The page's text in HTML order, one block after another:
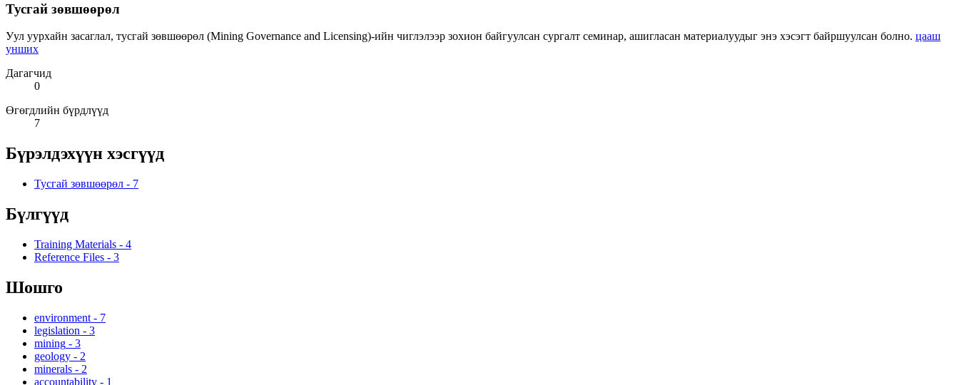
Тусгай зөвшөөрөл
Уул уурхайн засаглал, тусгай зөвшөөрөл (Mining Governance and Licensing)-ийн чиглэлээр зохион байгуулсан сургалт семинар, ашигласан материалуудыг энэ хэсэгт байршуулсан болно. цааш
унших
Дагагчид
0
Өгөгдлийн бүрдлүүд
7
Бүрэлдэхүүн хэсгүүд
Тусгай зөвшөөрөл - 7
Бүлгүүд
Training Materials - 4
Reference Files - 3
Шошго
environment - 7
legislation - 3
mining - 3
geology - 2
minerals - 2
accountability - 1